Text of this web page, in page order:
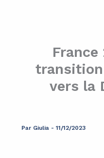
France
vers la
Par Giulia - 11/12/2023